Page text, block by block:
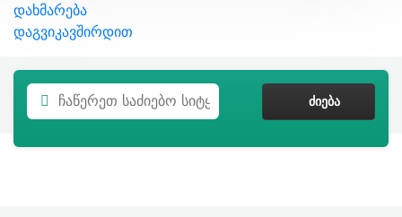
დახმარება
დაგვიკავშირდით
ᲫᲘᲔᲑᲐ